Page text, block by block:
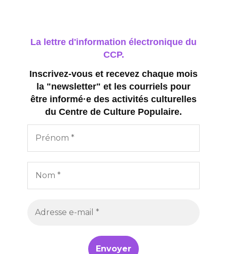
La lettre d'information électronique du
CCP.
Inscrivez-vous et recevez chaque mois
la "newsletter" et les courriels pour
être informé·e des activités culturelles
du Centre de Culture Populaire.